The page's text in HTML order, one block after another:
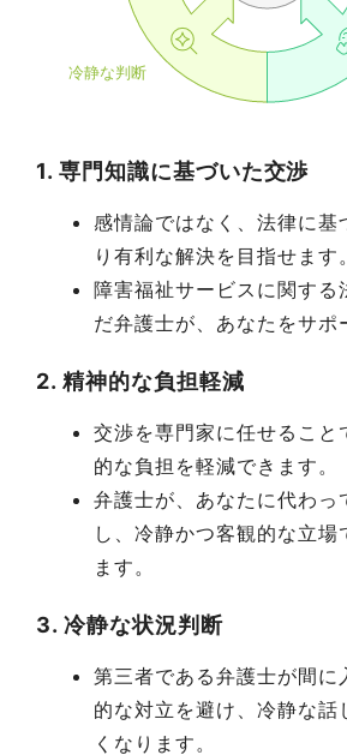
1. 専門知識に基づいた交渉
感情論ではなく、法律に基
り有利な解決を目指せます。
障害福祉サービスに関する
だ弁護士が、あなたをサポ
2. 精神的な負担軽減
交渉を専門家に任せること
的な負担を軽減できます。
弁護士が、あなたに代わっ
し、冷静かつ客観的な立場
ます。
3. 冷静な状況判断
第三者である弁護士が間に
的な対立を避け、冷静な話
くなります。